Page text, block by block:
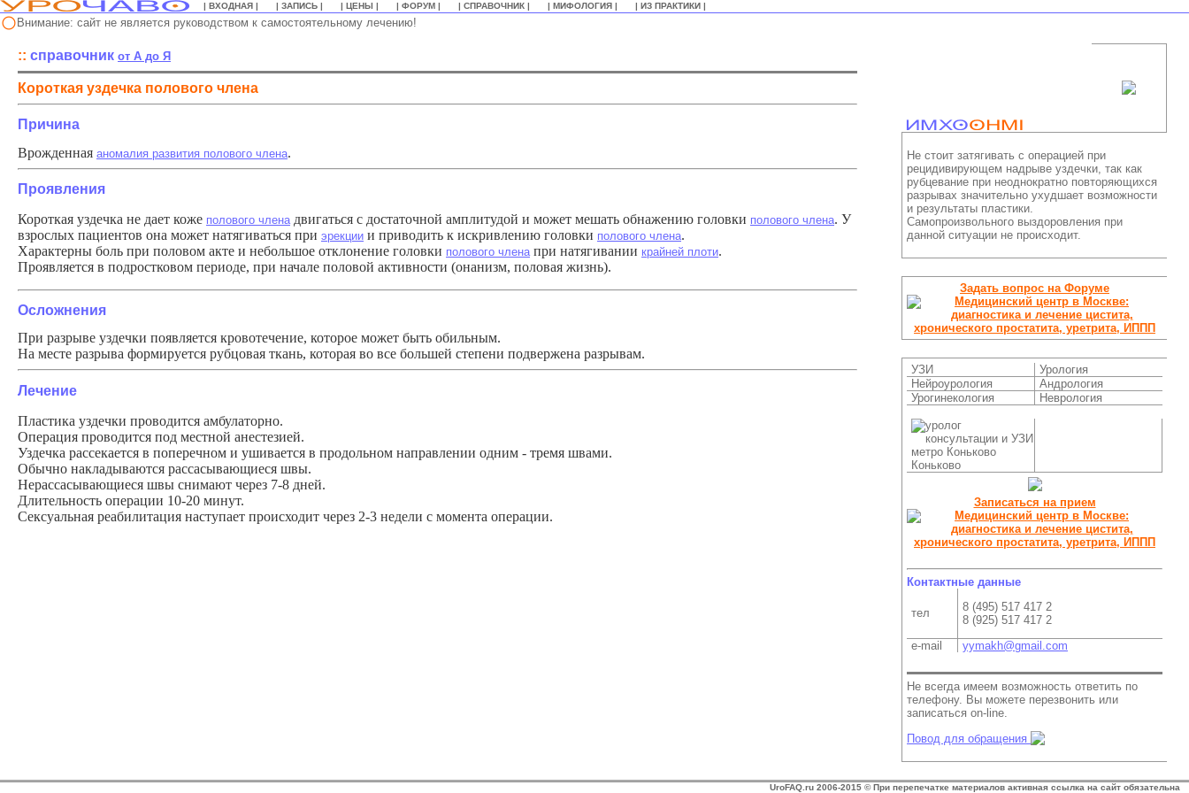
| ВХОДНАЯ | | ЗАПИСЬ | | ЦЕНЫ | | ФОРУМ | | СПРАВОЧНИК | | МИФОЛОГИЯ | | ИЗ ПРАКТИКИ |
Внимание: сайт не является руководством к самостоятельному лечению!
:: справочник от А до Я
Короткая уздечка полового члена
Причина
Врожденная аномалия развития полового члена.
Проявления
Короткая уздечка не дает коже полового члена двигаться с достаточной амплитудой и может мешать обнажению головки полового члена. У
взрослых пациентов она может натягиваться при эрекции и приводить к искривлению головки полового члена.
Характерны боль при половом акте и небольшое отклонение головки полового члена при натягивании крайней плоти.
Проявляется в подростковом периоде, при начале половой активности (онанизм, половая жизнь).
Осложнения
При разрыве уздечки появляется кровотечение, которое может быть обильным.
На месте разрыва формируется рубцовая ткань, которая во все большей степени подвержена разрывам.
Лечение
Пластика уздечки проводится амбулаторно.
Операция проводится под местной анестезией.
Уздечка рассекается в поперечном и ушивается в продольном направлении одним - тремя швами.
Обычно накладываются рассасывающиеся швы.
Нерассасывающиеся швы снимают через 7-8 дней.
Длительность операции 10-20 минут.
Сексуальная реабилитация наступает происходит через 2-3 недели с момента операции.
Не стоит затягивать с операцией при
рецидивирующем надрыве уздечки, так как
рубцевание при неоднократно повторяющихся
разрывах значительно ухудшает возможности
и результаты пластики.
Самопроизвольного выздоровления при
данной ситуации не происходит.
Задать вопрос на Форуме
УЗИ
Урология
Нейроурология
Андрология
Урогинекология
Неврология
Коньково
Записаться на прием
Контактные данные
тел
8 (495) 517 417 2
8 (925) 517 417 2
e-mail
yymakh@gmail.com
Не всегда имеем возможность ответить по
телефону. Вы можете перезвонить или
записаться on-line.
Повод для обращения
UroFAQ.ru 2006-2015 © При перепечатке материалов активная ссылка на сайт обязательна